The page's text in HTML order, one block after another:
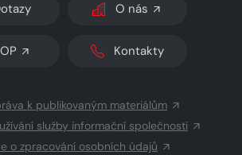
O nás
Kontakty
k publikovaným materiálům
služby informační společnosti
o zpracování osobních údajů